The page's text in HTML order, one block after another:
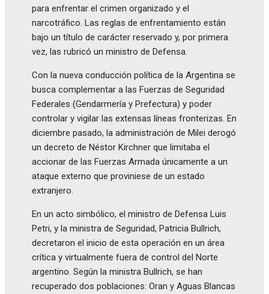
para enfrentar el crimen organizado y el
narcotráfico. Las reglas de enfrentamiento están
bajo un título de carácter reservado y, por primera
vez, las rubricó un ministro de Defensa.
Con la nueva conducción política de la Argentina se
busca complementar a las Fuerzas de Seguridad
Federales (Gendarmería y Prefectura) y poder
controlar y vigilar las extensas líneas fronterizas. En
diciembre pasado, la administración de Milei derogó
un decreto de Néstor Kirchner que limitaba el
accionar de las Fuerzas Armada únicamente a un
ataque externo que proviniese de un estado
extranjero.
En un acto simbólico, el ministro de Defensa Luis
Petri, y la ministra de Seguridad, Patricia Bullrich,
decretaron el inicio de esta operación en un área
crítica y virtualmente fuera de control del Norte
argentino. Según la ministra Bullrich, se han
recuperado dos poblaciones: Oran y Aguas Blancas